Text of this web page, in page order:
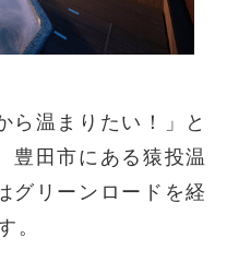
ら温まりたい！」と
豊田市にある猿投温
グリーンロードを経
。